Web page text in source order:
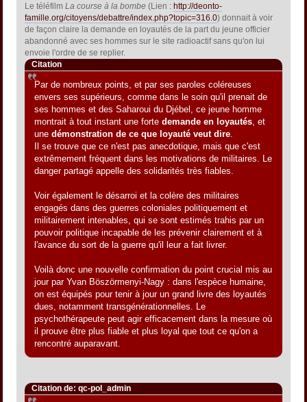
Le téléfilm La course à la bombe  (Lien : http://deonto-
famille.org/citoyens/debattre/index.php?topic=316.0) donnait à voir
de façon claire la demande en loyautés de la part du jeune officier
abandonné avec ses hommes sur le site radioactif sans qu'on lui
envoie l'ordre de se replier.
Citation
Par de nombreux points, et par ses paroles coléreuses
envers ses supérieurs, comme dans le soin qu'il prenait de
ses hommes et des Saharoui du Djébel, ce jeune homme
montrait à tout instant une fortedemande en loyautés , et
unedémonstration de ce que loyauté veut dire
Il se trouve que ce n'est pas anecdotique, mais que c'est
extrêmement fréquent dans les motivations de militaires. Le
danger partagé appelle des solidarités très fiables.
Voir également le désarroi et la colère des militaires
engagés dans des guerres coloniales politiquement et
militairement intenables, qui se sont estimés trahis par un
pouvoir politique incapable de les prévenir clairement et à
l'avance du sort de la guerre qu'il leur a fait livrer.
Voilà donc une nouvelle confirmation du point crucial mis au
jour par Yvan Böszörmenyi-Nagy : dans l'espèce humaine,
on est équipés pour tenir à jour un grand livre des loyautés
dues, notamment transgénérationnelles. Le
psychothérapeute peut agir efficacement dans la mesure où
il prouve être plus fiable et plus loyal que tout ce qu'on a
rencontré auparavant.
Citation de: qc-pol_admin